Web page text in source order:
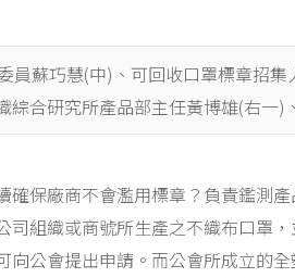
員蘇巧慧(中)、可回收口罩標章招
綜合研究所產品部主任黃博雄(右一)
確保廠商不會濫用標章？負責鑑測
司組織或商號所生產之不織布口罩
向公會提出申請。而公會所成立的